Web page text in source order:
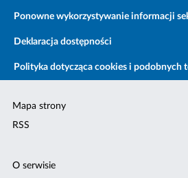
Ponowne wykorzystywanie informacji
Deklaracja dostępności
Polityka dotycząca cookies i podobnych
Mapa strony
RSS
O serwisie